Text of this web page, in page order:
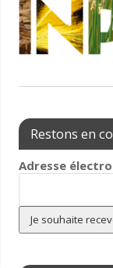
Restons en
Adresse